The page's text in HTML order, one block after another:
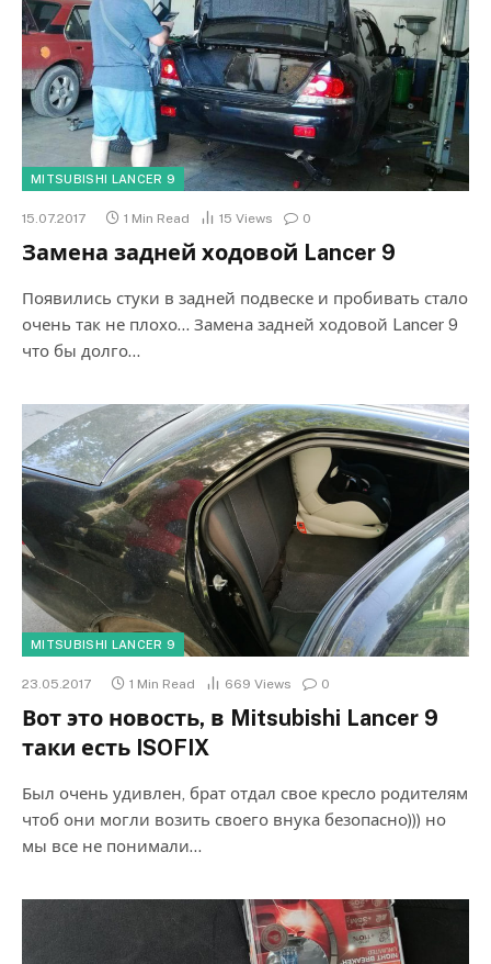
MITSUBISHI LANCER 9
15.07.2017 1 Min Read 15 Views 0
Замена задней ходовой Lancer 9
Появились стуки в задней подвеске и пробивать стало
очень так не плохо… Замена задней ходовой Lancer 9
что бы долго…
MITSUBISHI LANCER 9
23.05.2017 1 Min Read 669 Views 0
Вот это новость, в Mitsubishi Lancer 9
таки есть ISOFIX
Был очень удивлен, брат отдал свое кресло родителям
чтоб они могли возить своего внука безопасно))) но
мы все не понимали…